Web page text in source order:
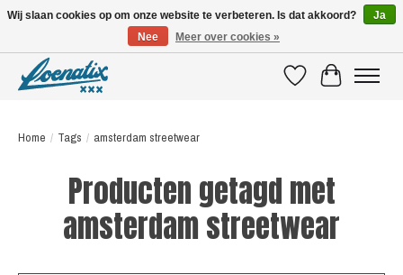
VerlanglijstWinkelwagen
Home / Tags / amsterdam streetwear
Producten getagd met
amsterdam streetwear
Wij slaan cookies op om onze website te verbeteren. Is dat akkoord?
Ja
Nee
Meer over cookies »